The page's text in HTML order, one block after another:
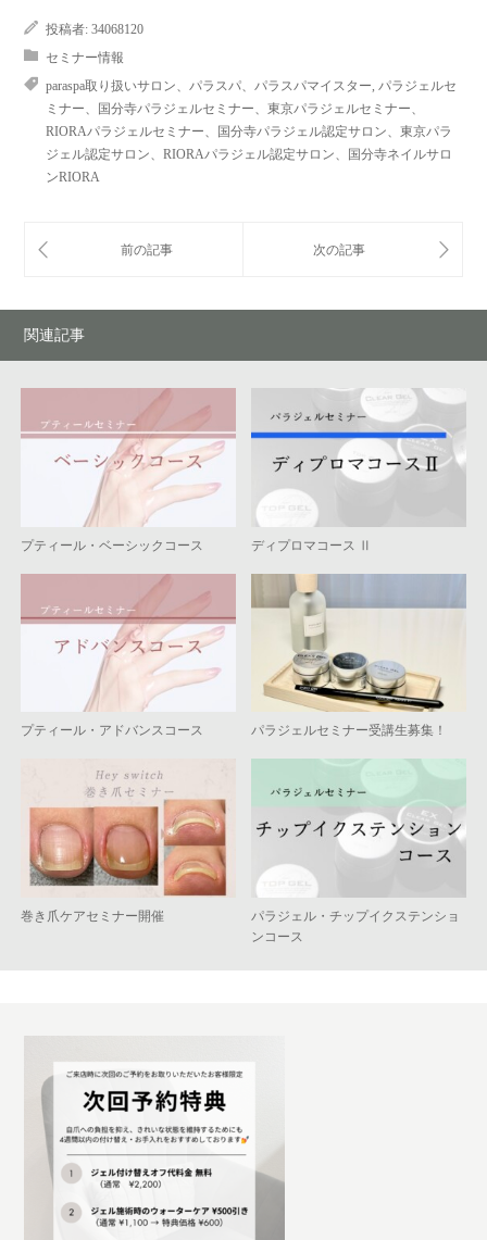
投稿者: 34068120
セミナー情報
paraspa取り扱いサロン、パラスパ、パラスパマイスター, パラジェルセ
ミナー、国分寺パラジェルセミナー、東京パラジェルセミナー、
RIORAパラジェルセミナー、国分寺パラジェル認定サロン、東京パラ
ジェル認定サロン、RIORAパラジェル認定サロン、国分寺ネイルサロ
ンRIORA
関連記事
プティール・ベーシックコース ディプロマコース Ⅱ
プティール・アドバンスコース パラジェルセミナー受講生募集！
巻き爪ケアセミナー開催
パラジェル・チップイクステンショ
ンコース